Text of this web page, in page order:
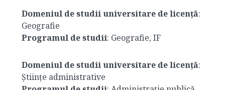
Domeniul de studii universitare de licență:
Geografie
Programul de studii: Geografie, IF
Domeniul de studii universitare de licență:
Științe administrative